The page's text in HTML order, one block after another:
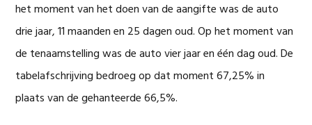
het moment van het doen van de aangifte was de auto
drie jaar, 11 maanden en 25 dagen oud. Op het moment van
de tenaamstelling was de auto vier jaar en één dag oud. De
tabelafschrijving bedroeg op dat moment 67,25% in
plaats van de gehanteerde 66,5%.